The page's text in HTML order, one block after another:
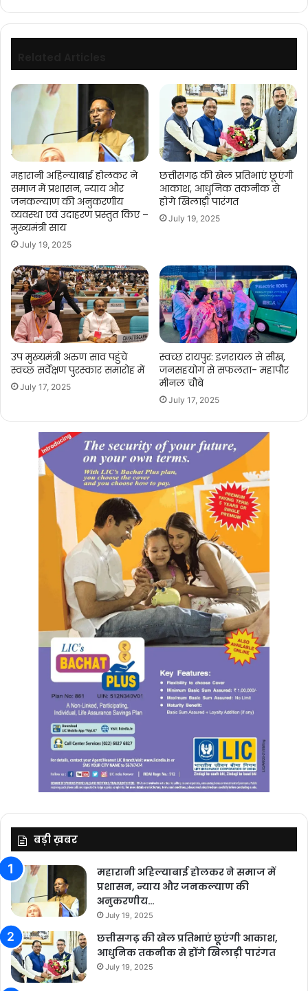
प्रमुख
पर्यटन
लोकार्पण
महारानी अहिल्याबाई होलकर ने
समाज में प्रशासन, न्याय और
जनकल्याण की अनुकरणीय
व्यवस्था एवं उदाहरण प्रस्तुत किए –
मुख्यमंत्री साय
July 19, 2025
छत्तीसगढ़ की खेल प्रतिभाएं छूएंगी
आकाश, आधुनिक तकनीक से
होंगे खिलाड़ी पारंगत
July 19, 2025
उप मुख्यमंत्री अरुण साव पहुंचे
स्वच्छ सर्वेक्षण पुरस्कार समारोह में
July 17, 2025
स्वच्छ रायपुर: इज़रायल से सीख,
जनसहयोग से सफलता- महापौर
मीनल चौबे
July 17, 2025
बड़ी ख़बर
महारानी अहिल्याबाई होलकर ने समाज में
प्रशासन, न्याय और जनकल्याण की
अनुकरणीय…
July 19, 2025
छत्तीसगढ़ की खेल प्रतिभाएं छूएंगी आकाश,
आधुनिक तकनीक से होंगे खिलाड़ी पारंगत
July 19, 2025